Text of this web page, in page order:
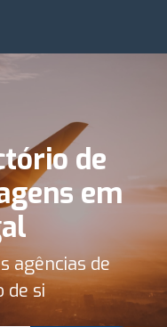
de
em
agências de
de si